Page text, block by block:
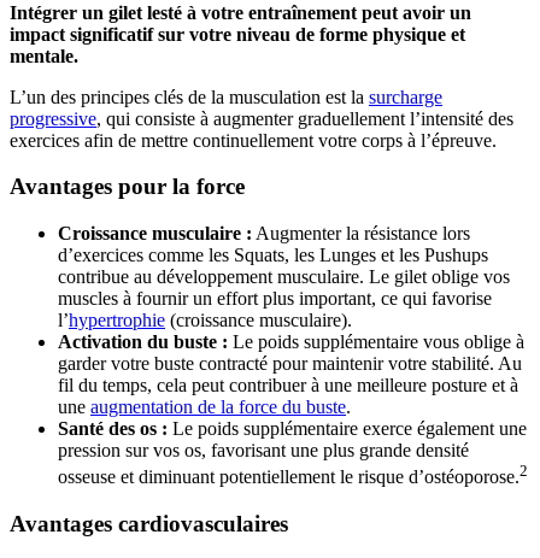
Intégrer un gilet lesté à votre entraînement peut avoir un
impact significatif sur votre niveau de forme physique et
mentale.
L’un des principes clés de la musculation est la surcharge
progressive, qui consiste à augmenter graduellement l’intensité des
exercices afin de mettre continuellement votre corps à l’épreuve.
Avantages pour la force
Croissance musculaire : Augmenter la résistance lors
d’exercices comme les Squats, les Lunges et les Pushups
contribue au développement musculaire. Le gilet oblige vos
muscles à fournir un effort plus important, ce qui favorise
l’hypertrophie (croissance musculaire).
Activation du buste : Le poids supplémentaire vous oblige à
garder votre buste contracté pour maintenir votre stabilité. Au
fil du temps, cela peut contribuer à une meilleure posture et à
une augmentation de la force du buste.
Santé des os : Le poids supplémentaire exerce également une
pression sur vos os, favorisant une plus grande densité
osseuse et diminuant potentiellement le risque d’ostéoporose.2
Avantages cardiovasculaires